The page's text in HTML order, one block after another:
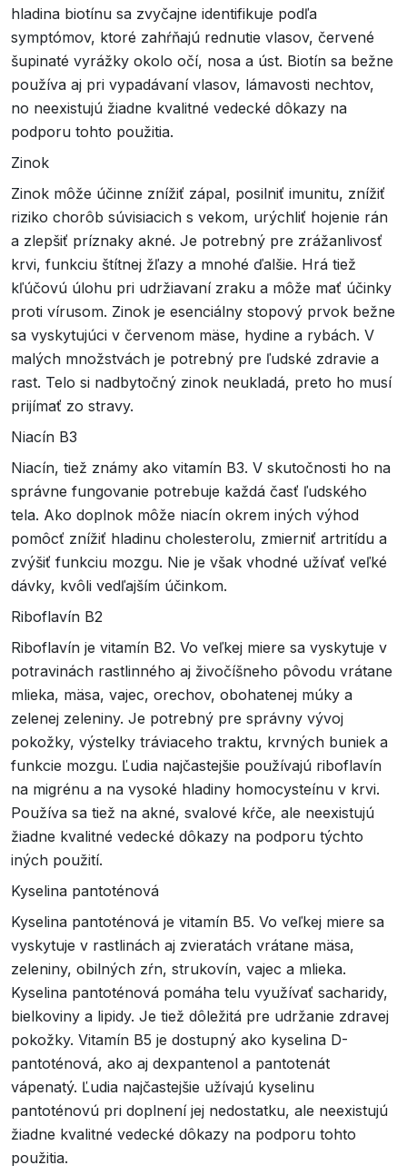
hladina biotínu sa zvyčajne identifikuje podľa
symptómov, ktoré zahŕňajú rednutie vlasov, červené
šupinaté vyrážky okolo očí, nosa a úst. Biotín sa bežne
používa aj pri vypadávaní vlasov, lámavosti nechtov,
no neexistujú žiadne kvalitné vedecké dôkazy na
podporu tohto použitia.
Zinok
Zinok môže účinne znížiť zápal, posilniť imunitu, znížiť
riziko chorôb súvisiacich s vekom, urýchliť hojenie rán
a zlepšiť príznaky akné. Je potrebný pre zrážanlivosť
krvi, funkciu štítnej žľazy a mnohé ďalšie. Hrá tiež
kľúčovú úlohu pri udržiavaní zraku a môže mať účinky
proti vírusom. Zinok je esenciálny stopový prvok bežne
sa vyskytujúci v červenom mäse, hydine a rybách. V
malých množstvách je potrebný pre ľudské zdravie a
rast. Telo si nadbytočný zinok neukladá, preto ho musí
prijímať zo stravy.
Niacín B3
Niacín, tiež známy ako vitamín B3. V skutočnosti ho na
správne fungovanie potrebuje každá časť ľudského
tela. Ako doplnok môže niacín okrem iných výhod
pomôcť znížiť hladinu cholesterolu, zmierniť artritídu a
zvýšiť funkciu mozgu. Nie je však vhodné užívať veľké
dávky, kvôli vedľajším účinkom.
Riboflavín B2
Riboflavín je vitamín B2. Vo veľkej miere sa vyskytuje v
potravinách rastlinného aj živočíšneho pôvodu vrátane
mlieka, mäsa, vajec, orechov, obohatenej múky a
zelenej zeleniny. Je potrebný pre správny vývoj
pokožky, výstelky tráviaceho traktu, krvných buniek a
funkcie mozgu. Ľudia najčastejšie používajú riboflavín
na migrénu a na vysoké hladiny homocysteínu v krvi.
Používa sa tiež na akné, svalové kŕče, ale neexistujú
žiadne kvalitné vedecké dôkazy na podporu týchto
iných použití.
Kyselina pantoténová
Kyselina pantoténová je vitamín B5. Vo veľkej miere sa
vyskytuje v rastlinách aj zvieratách vrátane mäsa,
zeleniny, obilných zŕn, strukovín, vajec a mlieka.
Kyselina pantoténová pomáha telu využívať sacharidy,
bielkoviny a lipidy. Je tiež dôležitá pre udržanie zdravej
pokožky. Vitamín B5 je dostupný ako kyselina D-
pantoténová, ako aj dexpantenol a pantotenát
vápenatý. Ľudia najčastejšie užívajú kyselinu
pantoténovú pri doplnení jej nedostatku, ale neexistujú
žiadne kvalitné vedecké dôkazy na podporu tohto
použitia.